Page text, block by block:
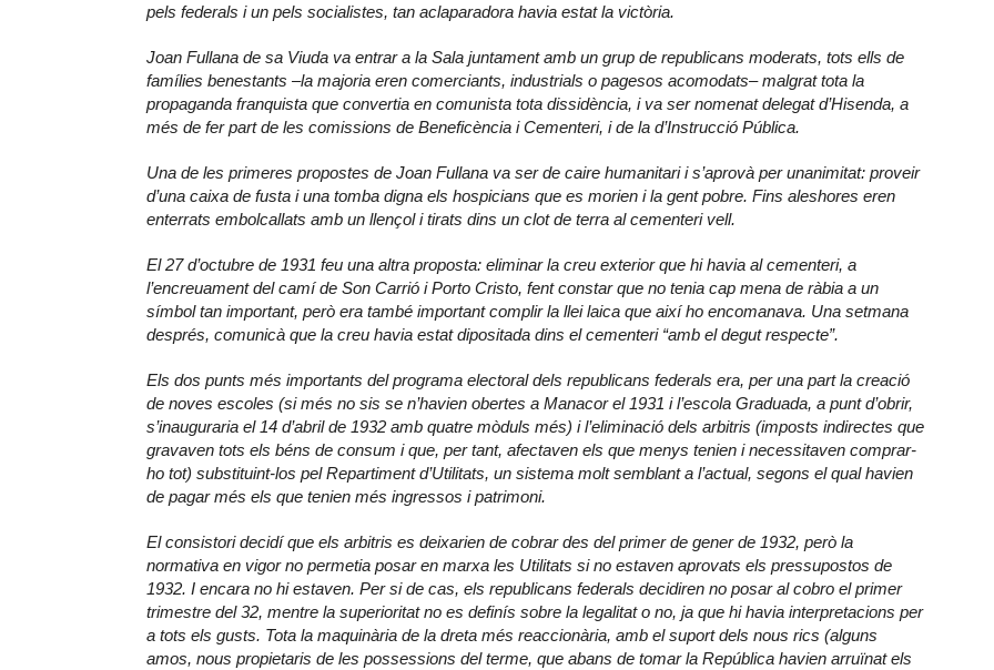
pels federals i un pels socialistes, tan aclaparadora havia estat la victòria.
Joan Fullana de sa Viuda va entrar a la Sala juntament amb un grup de republicans moderats, tots ells de
famílies benestants –la majoria eren comerciants, industrials o pagesos acomodats– malgrat tota la
propaganda franquista que convertia en comunista tota dissidència, i va ser nomenat delegat d’Hisenda, a
més de fer part de les comissions de Beneficència i Cementeri, i de la d’Instrucció Pública.
Una de les primeres propostes de Joan Fullana va ser de caire humanitari i s’aprovà per unanimitat: proveir
d’una caixa de fusta i una tomba digna els hospicians que es morien i la gent pobre. Fins aleshores eren
enterrats embolcallats amb un llençol i tirats dins un clot de terra al cementeri vell.
El 27 d’octubre de 1931 feu una altra proposta: eliminar la creu exterior que hi havia al cementeri, a
l’encreuament del camí de Son Carrió i Porto Cristo, fent constar que no tenia cap mena de ràbia a un
símbol tan important, però era també important complir la llei laica que així ho encomanava. Una setmana
després, comunicà que la creu havia estat dipositada dins el cementeri “amb el degut respecte”.
Els dos punts més importants del programa electoral dels republicans federals era, per una part la creació
de noves escoles (si més no sis se n’havien obertes a Manacor el 1931 i l’escola Graduada, a punt d’obrir,
s’inauguraria el 14 d’abril de 1932 amb quatre mòduls més) i l’eliminació dels arbitris (imposts indirectes que
gravaven tots els béns de consum i que, per tant, afectaven els que menys tenien i necessitaven comprar-
ho tot) substituint-los pel Repartiment d’Utilitats, un sistema molt semblant a l’actual, segons el qual havien
de pagar més els que tenien més ingressos i patrimoni.
El consistori decidí que els arbitris es deixarien de cobrar des del primer de gener de 1932, però la
normativa en vigor no permetia posar en marxa les Utilitats si no estaven aprovats els pressupostos de
1932. I encara no hi estaven. Per si de cas, els republicans federals decidiren no posar al cobro el primer
trimestre del 32, mentre la superioritat no es definís sobre la legalitat o no, ja que hi havia interpretacions per
a tots els gusts. Tota la maquinària de la dreta més reaccionària, amb el suport dels nous rics (alguns
amos, nous propietaris de les possessions del terme, que abans de tomar la República havien arruïnat els